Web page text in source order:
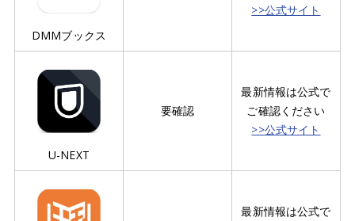
DMMブックス
>>公式サイト
U-NEXT
要確認
最新情報は公式で
ご確認ください
>>公式サイト
最新情報は公式で